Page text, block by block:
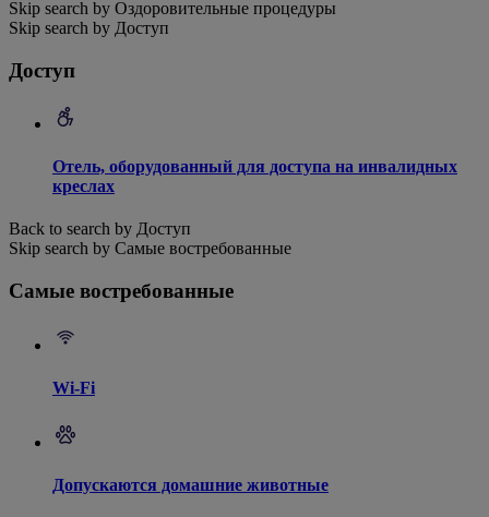
Skip search by Оздоровительные процедуры
Skip search by Доступ
Доступ
Отель, оборудованный для доступа на инвалидных
креслах
Back to search by Доступ
Skip search by Самые востребованные
Самые востребованные
Wi-Fi
Допускаются домашние животные